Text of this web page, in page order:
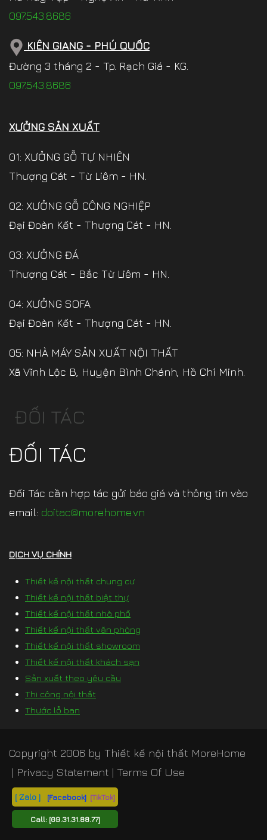
[ Zalo ] [Facebook] [TikTok]
Call: [09.31.31.88.77]
097.543.8686
KIÊN GIANG - PHÚ QUỐC
Đường 3 tháng 2 - Tp. Rạch Giá - KG.
097.543.8686
XƯỞNG SẢN XUẤT
01: XƯỞNG GỖ TỰ NHIÊN
Thượng Cát - Từ Liêm - HN.
02: XƯỞNG GỖ CÔNG NGHIỆP
Đại Đoàn Kết - Thượng Cát - HN.
03: XƯỞNG ĐÁ
Thượng Cát - Bắc Từ Liêm - HN.
04: XƯỞNG SOFA
Đại Đoàn Kết - Thượng Cát - HN.
05: NHÀ MÁY SẢN XUẤT NỘI THẤT
Xã Vĩnh Lộc B, Huyện Bình Chánh, Hồ Chí Minh.
ĐỐI TÁC
ĐỐI TÁC
Đối Tác cần hợp tác gửi báo giá và thông tin vào
email: doitac@morehome.vn
DỊCH VỤ CHÍNH
Thiết kế nội thất chung cư
Thiết kế nội thất biệt thự
Thiết kế nội thất nhà phố
Thiết kế nội thất văn phòng
Thiết kế nội thất showroom
Thiết kế nội thất khách sạn
Sản xuất theo yêu cầu
Thi công nội thất
Thước lỗ ban
Copyright 2006 by Thiết kế nội thất MoreHome
| Privacy Statement | Terms Of Use